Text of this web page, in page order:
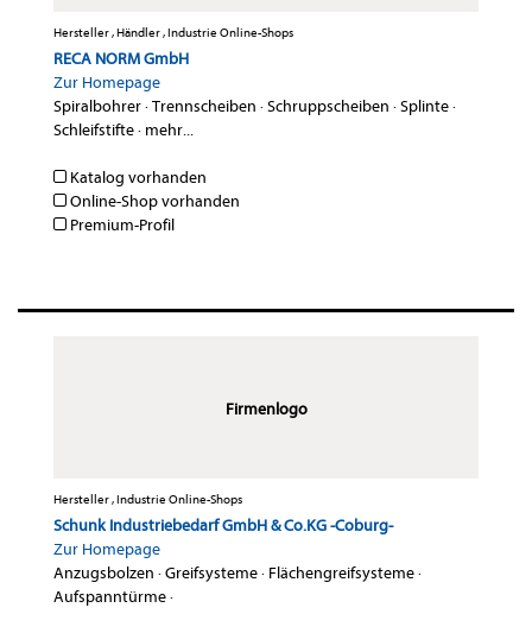
Hersteller , Händler , Industrie Online-Shops
RECA NORM GmbH
Zur Homepage
Spiralbohrer·Trennscheiben ·Schruppscheiben ·Splinte·
Schleifstifte· mehr...
Katalog vorhanden
Online-Shop vorhanden
Premium-Profil
Firmenlogo
Hersteller , Industrie Online-Shops
Schunk Industriebedarf GmbH & Co.KG -Coburg-
Zur Homepage
Anzugsbolzen ·Greifsysteme· Flächengreifsysteme·
Aufspanntürme·